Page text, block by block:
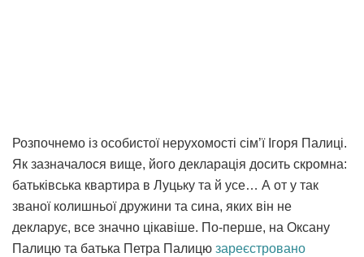
Розпочнемо із особистої нерухомості сім’ї Ігоря Палиці.
Як зазначалося вище, його декларація досить скромна:
батьківська квартира в Луцьку та й усе… А от у так
званої колишньої дружини та сина, яких він не
декларує, все значно цікавіше. По-перше, на Оксану
Палицю та батька Петра Палицю зареєстровано